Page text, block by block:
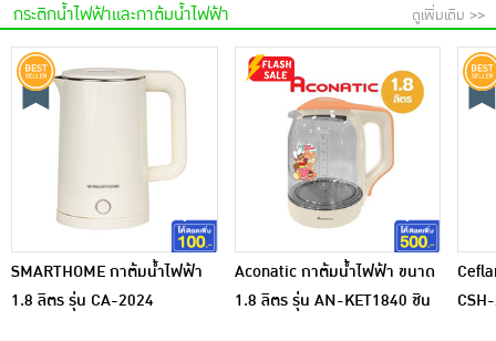
กระติกน้ำไฟฟ้าและกาต้มน้ำไฟฟ้า ดูเพิ่มเติม >>
SMARTHOME กาต้มน้ำไฟฟ้า
1.8 ลิตร รุ่น CA-2024
Aconatic กาต้มน้ำไฟฟ้า ขนาด
1.8 ลิตร รุ่น AN-KET1840 ชิน